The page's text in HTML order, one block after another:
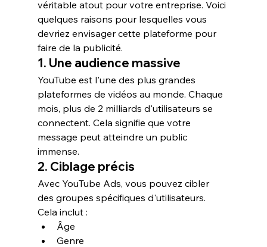
véritable atout pour votre entreprise. Voici
quelques raisons pour lesquelles vous
devriez envisager cette plateforme pour
faire de la publicité.
1. Une audience massive
YouTube est l'une des plus grandes
plateformes de vidéos au monde. Chaque
mois, plus de 2 milliards d'utilisateurs se
connectent. Cela signifie que votre
message peut atteindre un public
immense.
2. Ciblage précis
Avec YouTube Ads, vous pouvez cibler
des groupes spécifiques d'utilisateurs.
Cela inclut :
Âge
Genre